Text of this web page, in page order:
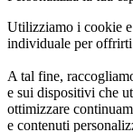
Utilizziamo i cookie
individuale per offrirti
A tal fine,
e sui dispositivi che
ottimizzare
e contenuti